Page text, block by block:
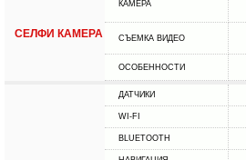
СЕЛФИ КАМЕРА
КАМЕРА
СЪЕМКА ВИДЕО
ОСОБЕННОСТИ
ДАТЧИКИ
WI-FI
BLUETOOTH